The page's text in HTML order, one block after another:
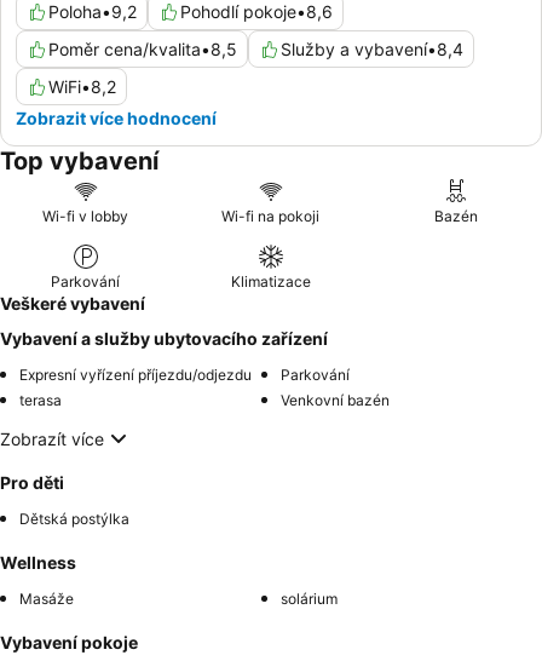
Poloha•9,2 Pohodlí pokoje•8,6
Poměr cena/kvalita•8,5 Služby a vybavení•8,4
WiFi•8,2
Zobrazit více hodnocení
Top vybavení
Wi-fi v lobby Wi-fi na pokoji Bazén
Parkování Klimatizace
Veškeré vybavení
Vybavení a služby ubytovacího zařízení
Expresní vyřízení příjezdu/odjezdu
Parkování
terasa
Venkovní bazén
Zobrazít více
Pro děti
Dětská postýlka
Wellness
Masáže solárium
Vybavení pokoje